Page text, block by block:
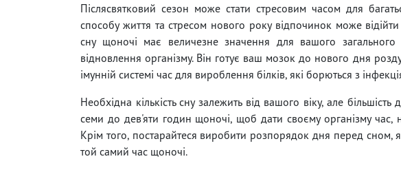
Післясвятковий сезон може стати стресовим часом для
способу життя та стресом нового року відпочинок може
сну щоночі має величезне значення для вашого
відновлення організму. Він готує ваш мозок до нового дня
імунній системі час для вироблення білків, які борються з
Необхідна кількість сну залежить від вашого віку, але
семи до дев'яти годин щоночі, щоб дати своєму організму час,
Крім того, постарайтеся виробити розпорядок дня перед
той самий час щоночі.